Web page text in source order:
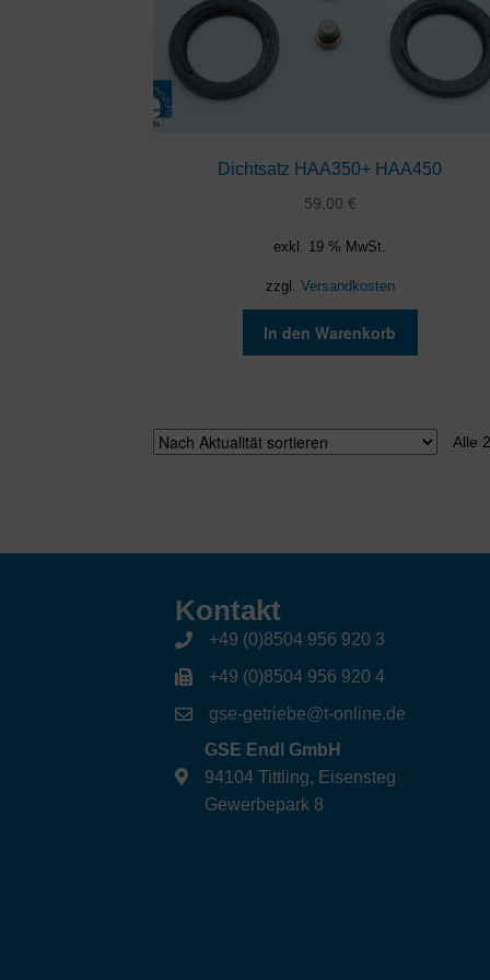
Dichtsatz HAA350+ HAA450
59,00 €
exkl. 19 % MwSt.
zzgl. Versandkosten
In den Warenkorb
Alle
Kontakt
+49 (0)8504 956 920 3
+49 (0)8504 956 920 4
gse-getriebe@t-online.de
GSE Endl GmbH
94104 Tittling, Eisensteg
Gewerbepark 8